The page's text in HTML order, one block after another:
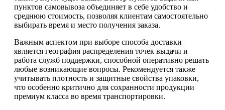
пунктов самовывоза объединяет в себе удобство и
среднюю стоимость, позволяя клиентам самостоятельно
выбирать время и место получения заказа.
Важным аспектом при выборе способа доставки
является география распределения точек выдачи и
работа служб поддержки, способной оперативно решать
любые возникающие вопросы. Рекомендуется также
учитывать плотность и защитные свойства упаковки,
что особенно критично для сохранности продукции
премиум класса во время транспортировки.